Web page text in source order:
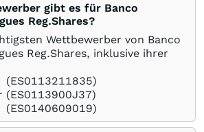
gibt es für Banco
Reg.Shares?
Wettbewerber von Banco
Reg.Shares, inklusive ihrer
(ES0113211835)
(ES0113900J37)
(ES0140609019)